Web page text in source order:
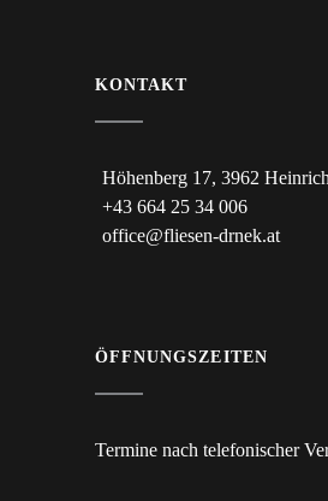
KONTAKT
Höhenberg 17, 3962
+43 664 25 34 006
office@fliesen-drnek.at
ÖFFNUNGSZEITEN
Termine nach telefonischer